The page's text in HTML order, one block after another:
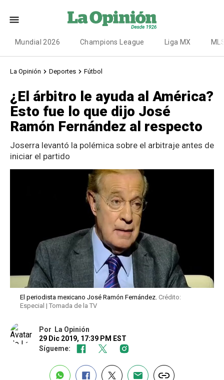
Mundial 2026 Champions League Liga MX
La Opinión Deportes Fútbol
¿El árbitro le ayuda al América?
Esto fue lo que dijo José
Ramón Fernández al respecto
Joserra levantó la polémica sobre el arbitraje antes de
iniciar el partido
El periodista mexicano José Ramón Fernández. Crédito:
Especial | Tomada de la TV
Por
La Opinión
29 Dic 2019, 17:39 PM EST
Sígueme: